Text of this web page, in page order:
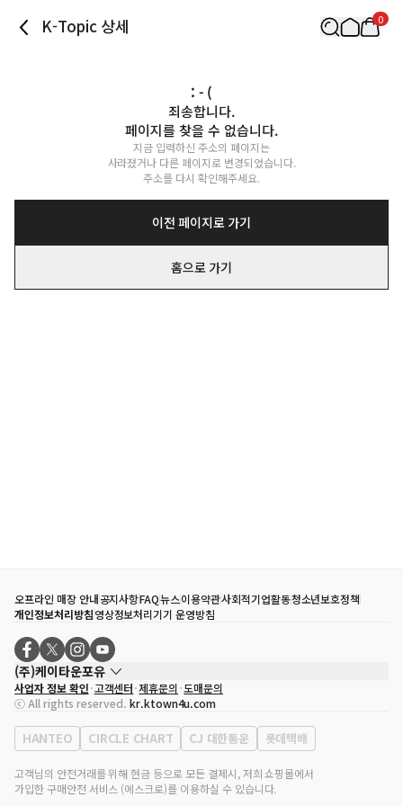
K-Topic 상세 0
: - (
죄송합니다.
페이지를 찾을 수 없습니다.
지금 입력하신 주소의 페이지는
사라졌거나 다른 페이지로 변경되었습니다.
주소를 다시 확인해주세요.
이전 페이지로 가기
홈으로 가기
오프라인 매장 안내공지사항FAQ뉴스이용약관사회적기업활동청소년보호정책
개인정보처리방침영상정보처리기기 운영방침
(주)케이타운포유
대표자
송효민
사업자등록번호
120-87-71116
통신판매업 신고번호 제2011-서울강남-02223
대표전화
02-552-9855
사업자 정보 확인 고객센터 제휴문의 도매문의
ⓒ All rights reserved. kr.ktown4u.com
HANTEO CIRCLE CHART CJ 대한통운 롯데택배
고객님의 안전거래를 위해 현금 등으로 모든 결제시, 저희 쇼핑몰에서
가입한 구매안전 서비스 (에스크로)를 이용하실 수 있습니다.